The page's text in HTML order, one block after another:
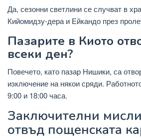
Да, сезонни светлини се случват в
Кийомидзу-дера и Ейкандо през
Пазарите в Киото
всеки ден?
Повечето, като пазар Нишики, са
изключение на някои сряди.
9:00 и 18:00 часа.
Заключителни
отвъд пощенската